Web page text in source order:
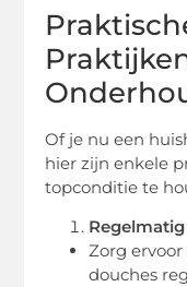
Of je nu een
hier zijn enkele
topconditie te
Zorg
douches